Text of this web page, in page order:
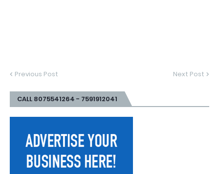
Previous Post Next Post
CALL 8075541264 - 7591912041